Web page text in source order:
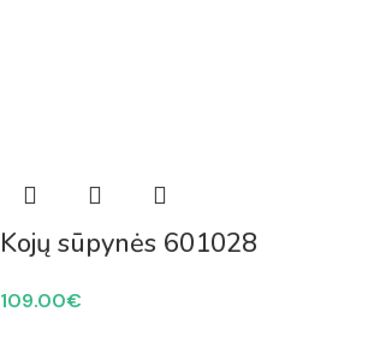
Kojų sūpynės 601028
109.00€